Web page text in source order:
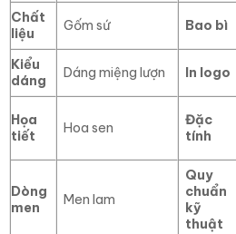
Chất
liệu
Gốm sứ Bao bì
Kiểu
dáng
Dáng miệng lượn In logo
Họa
tiết
Hoa sen
Đặc
tính
Dòng
men
Men lam
Quy
chuẩn
kỹ
thuật